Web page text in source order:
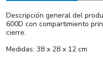
Descripción general del
600D con compartimiento
cierre.
Medidas: 38 x 28 x 12 cm.